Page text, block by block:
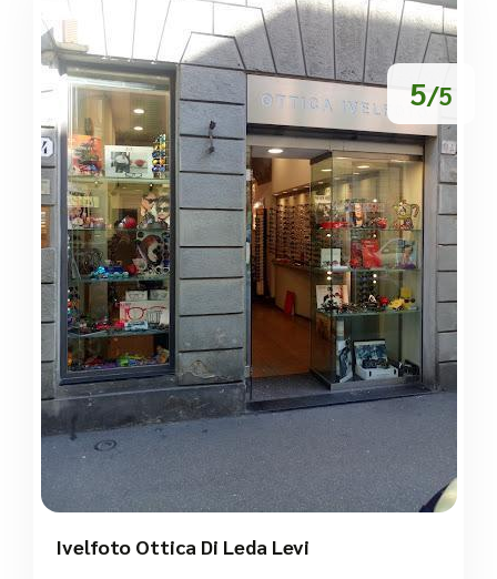
5/5
Ivelfoto Ottica Di Leda Levi